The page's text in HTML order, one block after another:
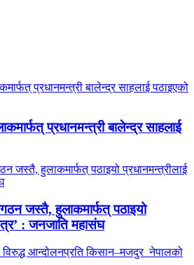
प्रधानमन्त्री बालेन्द्र साहलाई
जस्तै, हुलाकमार्फत् पठाइयो
: जनजाति महासंघ